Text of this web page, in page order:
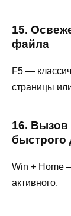
15.
файла
F5 —
страницы
16. Вызов
быстрого
Win + Home
активного.